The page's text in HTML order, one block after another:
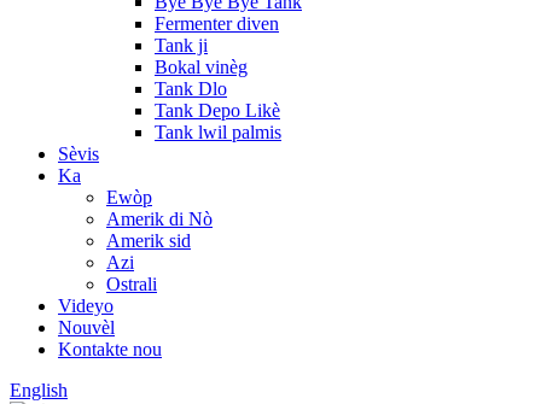
Fermenter diven
Tank ji
Bokal vinèg
Tank Dlo
Tank Depo Likè
Tank lwil palmis
Sèvis
Ka
Ewòp
Amerik di Nò
Amerik sid
Azi
Ostrali
Videyo
Nouvèl
Kontakte nou
English